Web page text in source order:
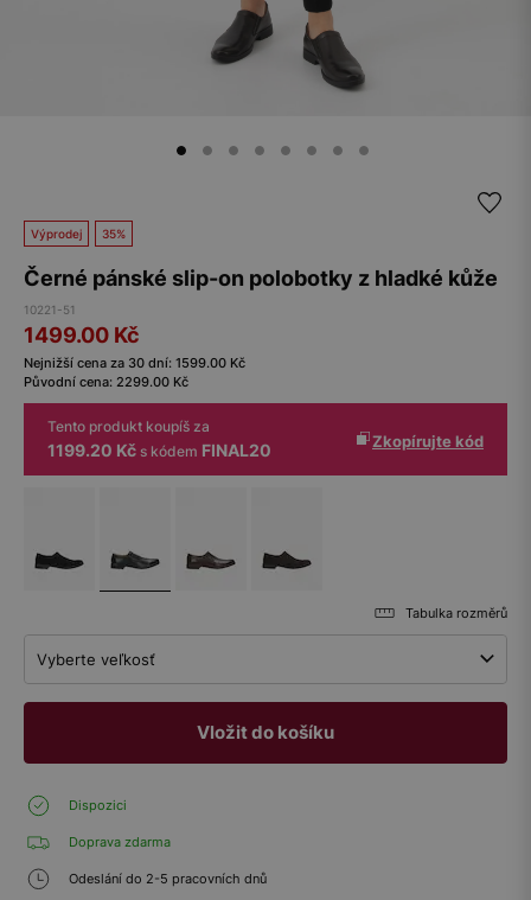
Výprodej 35%
Černé pánské slip-on polobotky z hladké kůže
10221-51
1499.00 Kč
Nejnižší cena za 30 dní: 1599.00 Kč
Původní cena: 2299.00 Kč
Tento produkt koupíš za
1199.20 Kč s kódem FINAL20 Zkopírujte kód
Tabulka rozměrů
Vyberte veľkosť
Vložit do košíku
Dispozici
Doprava zdarma
Odeslání do 2-5 pracovních dnů